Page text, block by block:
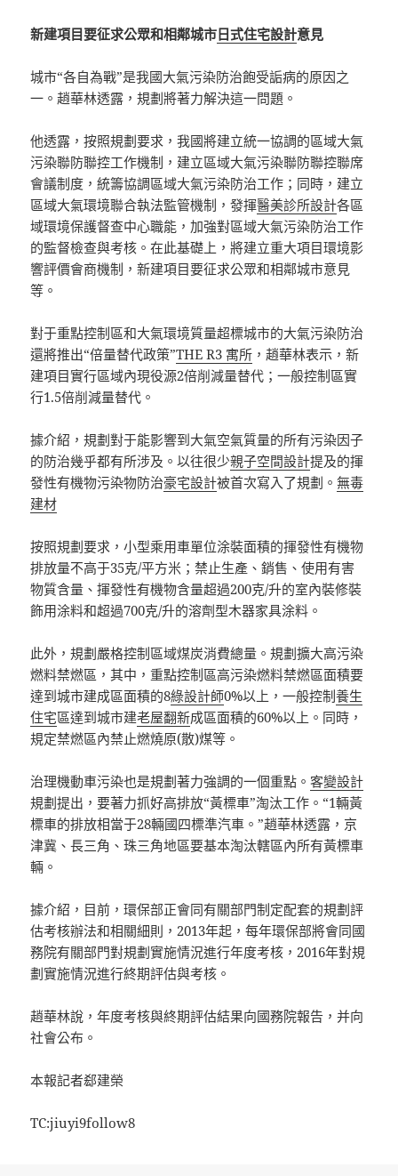
新建項目要征求公眾和相鄰城市日式住宅設計意見
城市“各自為戰”是我國大氣污染防治飽受詬病的原因之
一。趙華林透露，規劃將著力解決這一問題。
他透露，按照規劃要求，我國將建立統一協調的區域大氣
污染聯防聯控工作機制，建立區域大氣污染聯防聯控聯席
會議制度，統籌協調區域大氣污染防治工作；同時，建立
區域大氣環境聯合執法監管機制，發揮醫美診所設計各區
域環境保護督查中心職能，加強對區域大氣污染防治工作
的監督檢查與考核。在此基礎上，將建立重大項目環境影
響評價會商機制，新建項目要征求公眾和相鄰城市意見
等。
對于重點控制區和大氣環境質量超標城市的大氣污染防治
還將推出“倍量替代政策”THE R3 寓所 ，趙華林表示，新
建項目實行區域內現役源2倍削減量替代；一般控制區實
行1.5倍削減量替代。
據介紹，規劃對于能影響到大氣空氣質量的所有污染因子
的防治幾乎都有所涉及。以往很少親子空間設計提及的揮
發性有機物污染物防治豪宅設計被首次寫入了規劃。無毒
建材
按照規劃要求，小型乘用車單位涂裝面積的揮發性有機物
排放量不高于35克/平方米；禁止生產、銷售、使用有害
物質含量、揮發性有機物含量超過200克/升的室內裝修裝
飾用涂料和超過700克/升的溶劑型木器家具涂料。
此外，規劃嚴格控制區域煤炭消費總量。規劃擴大高污染
燃料禁燃區，其中，重點控制區高污染燃料禁燃區面積要
達到城市建成區面積的8綠設計師0%以上，一般控制養生
住宅區達到城市建老屋翻新成區面積的60%以上。同時，
規定禁燃區內禁止燃燒原(散)煤等。
治理機動車污染也是規劃著力強調的一個重點。客變設計
規劃提出，要著力抓好高排放“黃標車”淘汰工作。“1輛黃
標車的排放相當于28輛國四標準汽車。”趙華林透露，京
津冀、長三角、珠三角地區要基本淘汰轄區內所有黃標車
輛。
據介紹，目前，環保部正會同有關部門制定配套的規劃評
估考核辦法和相關細則，2013年起，每年環保部將會同國
務院有關部門對規劃實施情況進行年度考核，2016年對規
劃實施情況進行終期評估與考核。
趙華林說，年度考核與終期評估結果向國務院報告，并向
社會公布。
本報記者郄建榮
TC:jiuyi9follow8